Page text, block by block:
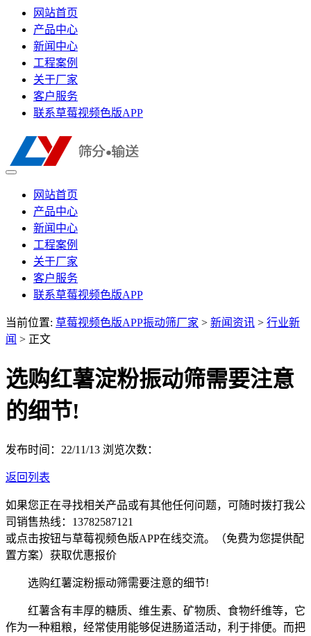
网站首页
产品中心
新闻中心
工程案例
关于厂家
客户服务
联系草莓视频色版APP
网站首页
产品中心
新闻中心
工程案例
关于厂家
客户服务
联系草莓视频色版APP
当前位置: 草莓视频色版APP振动筛厂家 > 新闻资讯 > 行业新
闻 > 正文
选购红薯淀粉振动筛需要注意
的细节!
发布时间：22/11/13 浏览次数：
返回列表
如果您正在寻找相关产品或有其他任何问题，可随时拨打我公
司销售热线： 13782587121
或点击按钮与草莓视频色版APP在线交流。（免费为您提供配
置方案） 获取优惠报价
选购红薯淀粉振动筛需要注意的细节!
红薯含有丰厚的糖质、维生素、矿物质、食物纤维等，它
作为一种粗粮，经常使用能够促进肠道活动，利于排便。而把